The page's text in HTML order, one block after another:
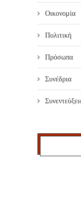
Οικονομία
Πολιτική
Πρόσωπα
Συνέδρια